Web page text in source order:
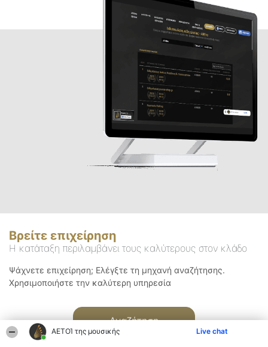
ΑΕΤΟΊ της μουσικής Live chat
Βρείτε επιχείρηση
Η κατάταξη περιλαμβάνει τους καλύτερους στον κλάδο
Ψάχνετε επιχείρηση; Ελέγξτε τη μηχανή αναζήτησης.
Χρησιμοποιήστε την καλύτερη υπηρεσία
Αναζήτηση